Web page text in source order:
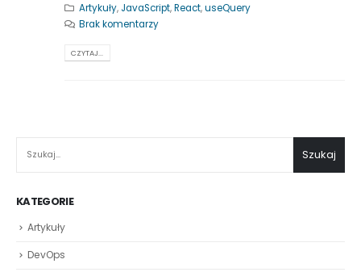
Artykuły, JavaScript,React,useQuery
Brak komentarzy
CZYTAJ...
Szukaj
KATEGORIE
Artykuły
DevOps